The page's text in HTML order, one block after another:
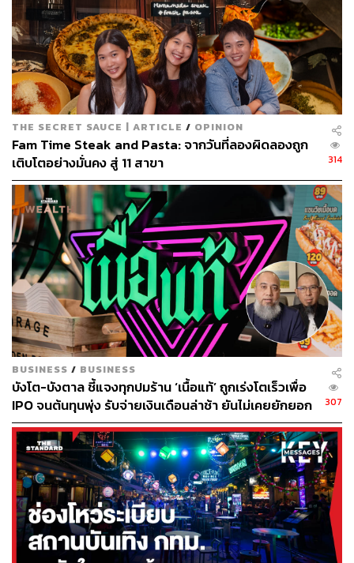
205
ABOUT THE AUTHOR
วรรษชล คัวดรี้
Lifestyle Editor ประจำกอง THE STANDARD
POP
THE SECRET SAUCE | ARTICLE / OPINION
Fam Time Steak and Pasta: จากวันที่ลองผิดลองถูก
เติบโตอย่างมั่นคง สู่ 11 สาขา
314
BUSINESS / BUSINESS
บังโต-บังตาล ชี้แจงทุกปมร้าน ‘เนื้อแท้’ ถูกเร่งโตเร็วเพื่อ
IPO จนต้นทุนพุ่ง รับจ่ายเงินเดือนล่าช้า ยันไม่เคยยักยอก
เงินประกันสังคม
307